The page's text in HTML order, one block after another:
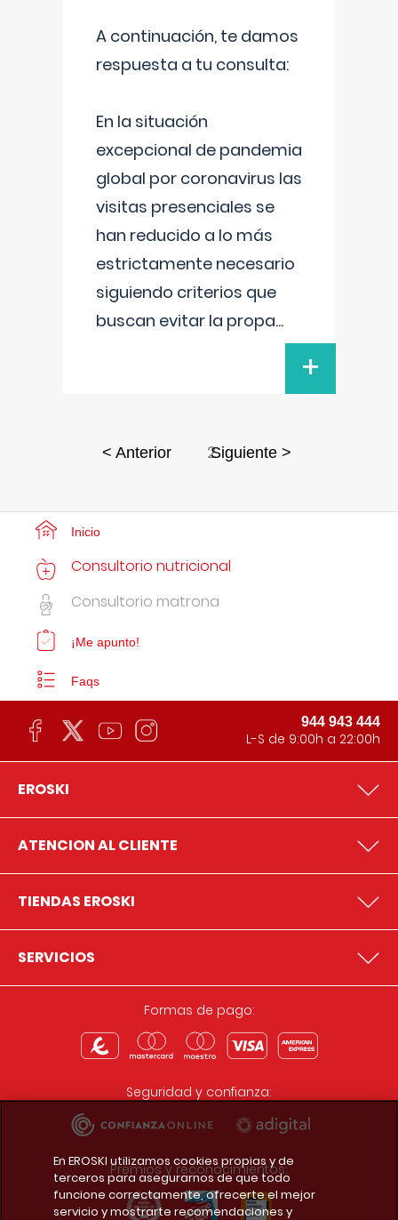
A continuación, te damos
respuesta a tu consulta:
En la situación
excepcional de pandemia
global por coronavirus las
visitas presenciales se
han reducido a lo más
estrictamente necesario
siguiendo criterios que
buscan evitar la propa...
+
< Anterior 2Siguiente >
Inicio
Consultorio nutricional
Consultorio matrona
¡Me apunto!
Faqs
944 943 444
L-S de 9:00h a 22:00h
EROSKI
ATENCION AL CLIENTE
TIENDAS EROSKI
SERVICIOS
Formas de pago:
Seguridad y confianza:
Premios y reconocimientos:
En EROSKI utilizamos cookies propias y de
terceros para asegurarnos de que todo
funcione correctamente, ofrecerte el mejor
servicio y mostrarte recomendaciones y